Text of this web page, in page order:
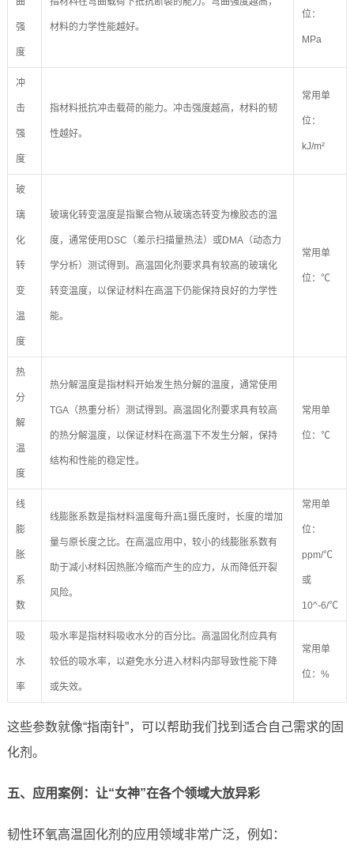
强
度
材料的力学性能越好。
位：
MPa
冲
击
强
度
指材料抵抗冲击载荷的能力。冲击强度越高，材料的韧
性越好。
常用单
位：
kJ/m²
玻
璃
化
转
变
温
度
玻璃化转变温度是指聚合物从玻璃态转变为橡胶态的温
度，通常使用DSC（差示扫描量热法）或DMA（动态力
学分析）测试得到。高温固化剂要求具有较高的玻璃化
转变温度，以保证材料在高温下仍能保持良好的力学性
能。
常用单
位：℃
热
分
解
温
度
热分解温度是指材料开始发生热分解的温度，通常使用
TGA（热重分析）测试得到。高温固化剂要求具有较高
的热分解温度，以保证材料在高温下不发生分解，保持
结构和性能的稳定性。
常用单
位：℃
线
膨
胀
系
数
线膨胀系数是指材料温度每升高1摄氏度时，长度的增加
量与原长度之比。在高温应用中，较小的线膨胀系数有
助于减小材料因热胀冷缩而产生的应力，从而降低开裂
风险。
常用单
位：
ppm/℃
或
10^-6/℃
吸
水
率
吸水率是指材料吸收水分的百分比。高温固化剂应具有
较低的吸水率，以避免水分进入材料内部导致性能下降
或失效。
常用单
位：%
这些参数就像“指南针”，可以帮助我们找到适合自己需求的固
化剂。
五、应用案例：让“女神”在各个领域大放异彩
韧性环氧高温固化剂的应用领域非常广泛，例如：